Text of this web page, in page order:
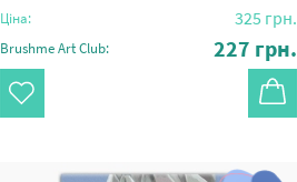
Ціна: 325 грн.
Brushme Art Club: 227 грн.